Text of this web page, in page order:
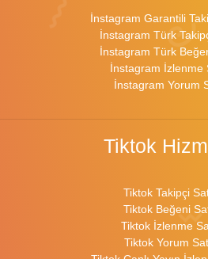
İnstagram Garantili
İnstagram Türk
İnstagram Türk
İnstagram İzlenme
İnstagram Yorum
Tiktok
Tiktok Takipçi
Tiktok Beğeni
Tiktok İzlenme
Tiktok Yorum